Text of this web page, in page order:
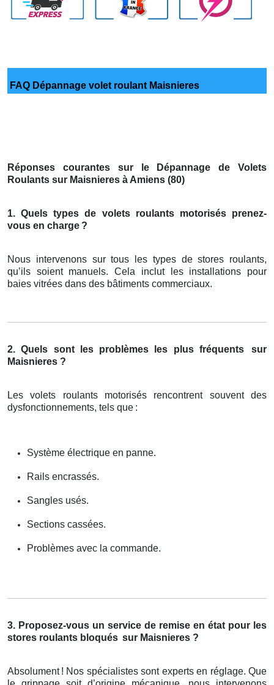
FAQ Dépannage volet roulant Maisnieres
Réponses courantes sur le Dépannage de Volets
Roulants sur Maisnieres à Amiens (80)
1. Quels types de volets roulants motorisés prenez-
vous en charge ?
Nous intervenons sur tous les types de stores roulants,
qu’ils soient manuels. Cela inclut les installations pour
baies vitrées dans des bâtiments commerciaux.
2. Quels sont les problèmes les plus fréquents
sur
Maisnieres ?
Les volets roulants motorisés rencontrent souvent des
dysfonctionnements, tels que :
Système électrique en panne.
Rails encrassés.
Sangles usés.
Sections cassées.
Problèmes avec la commande.
3. Proposez-vous un service de remise en état pour les
stores roulants bloqués sur Maisnieres ?
Absolument ! Nos spécialistes sont experts en réglage. Que